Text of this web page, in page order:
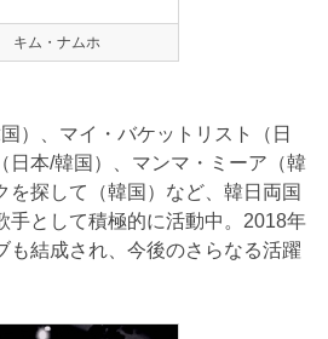
キム・ナムホ
）、マイ・バケットリスト（日
日本/韓国）、マンマ・ミーア（韓
を探して（韓国）など、韓日両国
手として積極的に活動中。2018年
も結成され、今後のさらなる活躍